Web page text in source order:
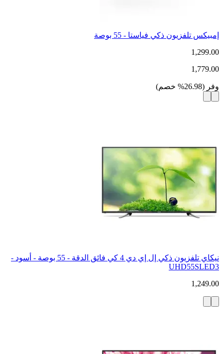
إمبيكس تلفزيون ذكي فياستا - 55 بوصة
1,299.00
1,779.00
وفر (
26.98
% خصم)
نيكاي تلفزيون ذكي إل إي دي 4 كي فائق الدقة - 55 بوصة - أسود -
UHD55SLED3
1,249.00